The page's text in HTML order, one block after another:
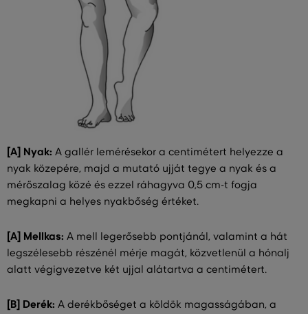
[A] Nyak: A gallér lemérésekor a centimétert helyezze a
nyak közepére, majd a mutató ujját tegye a nyak és a
mérőszalag közé és ezzel ráhagyva 0,5 cm-t fogja
megkapni a helyes nyakbőség értéket.
[A] Mellkas: A mell legerősebb pontjánál, valamint a hát
legszélesebb részénél mérje magát, közvetlenül a hónalj
alatt végigvezetve két ujjal alátartva a centimétert.
[B] Derék: A derékbőséget a köldök magasságában, a